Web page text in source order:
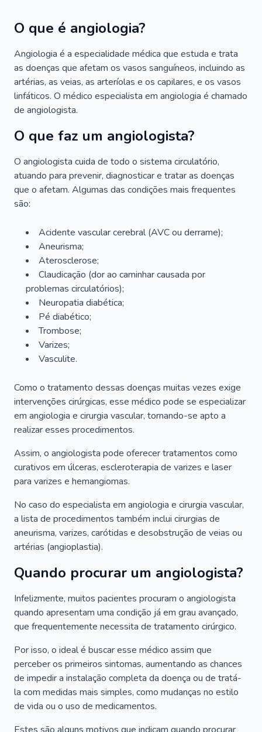
O que é angiologia?
Angiologia é a especialidade médica que estuda e trata
as doenças que afetam os vasos sanguíneos, incluindo as
artérias, as veias, as arteríolas e os capilares, e os vasos
linfáticos. O médico especialista em angiologia é chamado
de angiologista.
O que faz um angiologista?
O angiologista cuida de todo o sistema circulatório,
atuando para prevenir, diagnosticar e tratar as doenças
que o afetam. Algumas das condições mais frequentes
são:
Acidente vascular cerebral (AVC ou derrame);
Aneurisma;
Aterosclerose;
Claudicação (dor ao caminhar causada por
problemas circulatórios);
Neuropatia diabética;
Pé diabético;
Trombose;
Varizes;
Vasculite.
Como o tratamento dessas doenças muitas vezes exige
intervenções cirúrgicas, esse médico pode se especializar
em angiologia e cirurgia vascular, tornando-se apto a
realizar esses procedimentos.
Assim, o angiologista pode oferecer tratamentos como
curativos em úlceras, escleroterapia de varizes e laser
para varizes e hemangiomas.
No caso do especialista em angiologia e cirurgia vascular,
a lista de procedimentos também inclui cirurgias de
aneurisma, varizes, carótidas e desobstrução de veias ou
artérias (angioplastia).
Quando procurar um angiologista?
Infelizmente, muitos pacientes procuram o angiologista
quando apresentam uma condição já em grau avançado,
que frequentemente necessita de tratamento cirúrgico.
Por isso, o ideal é buscar esse médico assim que
perceber os primeiros sintomas, aumentando as chances
de impedir a instalação completa da doença ou de tratá-
la com medidas mais simples, como mudanças no estilo
de vida ou o uso de medicamentos.